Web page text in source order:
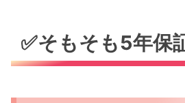
✅そもそも5年保